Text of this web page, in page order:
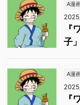
A漫
『
子
A漫
『